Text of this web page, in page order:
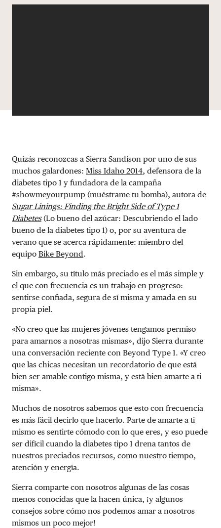
Quizás reconozcas a Sierra Sandison por uno de sus
muchos galardones: Miss Idaho 2014, defensora de la
diabetes tipo 1 y fundadora de la campaña
#showmeyourpump (muéstrame tu bomba), autora de
Sugar Linings: Finding the Bright Side of Type 1
Diabetes(Lo bueno del azúcar: Descubriendo el lado
bueno de la diabetes tipo 1) o, por su aventura de
verano que se acerca rápidamente: miembro del
equipo Bike Beyond.
Sin embargo, su título más preciado es el más simple y
el que con frecuencia es un trabajo en progreso:
sentirse confiada, segura de sí misma y amada en su
propia piel.
«No creo que las mujeres jóvenes tengamos permiso
para amarnos a nosotras mismas», dijo Sierra durante
una conversación reciente con Beyond Type 1. «Y creo
que las chicas necesitan un recordatorio de que está
bien ser amable contigo misma, y está bien amarte a ti
misma».
Muchos de nosotros sabemos que esto con frecuencia
es más fácil decirlo que hacerlo. Parte de amarte a ti
mismo es sentirte cómodo con lo que eres, y eso puede
ser difícil cuando la diabetes tipo 1 drena tantos de
nuestros preciados recursos, como nuestro tiempo,
atención y energía.
Sierra comparte con nosotros algunas de las cosas
menos conocidas que la hacen única, ¡y algunos
consejos sobre cómo nos podemos amar a nosotros
mismos un poco mejor!